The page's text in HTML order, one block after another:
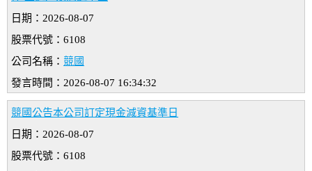
日期：2026-08-07
股票代號：6108
公司名稱： 競國
發言時間：2026-08-07 16:34:32
競國公告本公司訂定現金減資基準日
日期：2026-08-07
股票代號：6108